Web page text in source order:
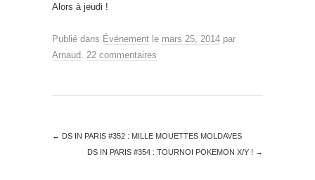
Alors à jeudi !
Publié dans Événement le mars 25, 2014 par
Arnaud
22 commentaires
← DS IN PARIS #352 : MILLE MOUETTES MOLDAVES
DS IN PARIS #354 : TOURNOI POKEMON X/Y ! →